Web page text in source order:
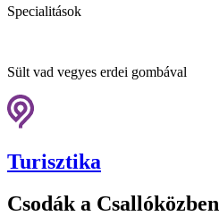
Specialitások
Sült vad vegyes erdei gombával
Turisztika
Csodák a Csallóközben